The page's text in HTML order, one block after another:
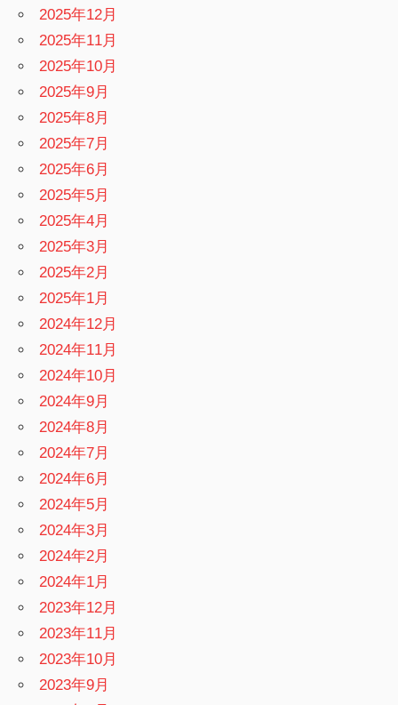
2025年12月
2025年11月
2025年10月
2025年9月
2025年8月
2025年7月
2025年6月
2025年5月
2025年4月
2025年3月
2025年2月
2025年1月
2024年12月
2024年11月
2024年10月
2024年9月
2024年8月
2024年7月
2024年6月
2024年5月
2024年3月
2024年2月
2024年1月
2023年12月
2023年11月
2023年10月
2023年9月